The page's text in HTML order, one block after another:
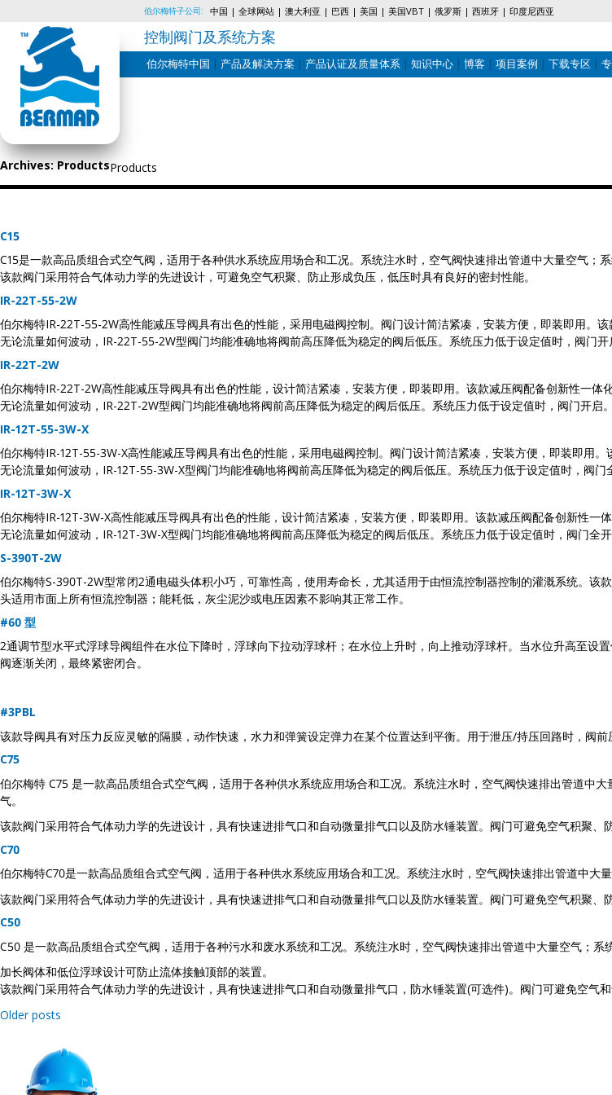
Skip
content
伯尔梅特子公司: 中国 全球网站 澳大利亚 巴西 美国 美国VBT 俄罗斯 西班牙 印度尼西亚
控制阀门及系统方案
伯尔梅特中国 产品及解决方案 产品认证及质量体系 知识中心 博客 项目案例 下载专区
Archives:ProductsProducts
C15
C15是一款高品质组合式空气阀，适用于各种供水系统应用场合和工况。系统注水时，空气阀快速排出管道中大量空气；
该款阀门采用符合气体动力学的先进设计，可避免空气积聚、防止形成负压，低压时具有良好的密封性能。
IR-22T-55-2W
伯尔梅特IR-22T-55-2W高性能减压导阀具有出色的性能，采用电磁阀控制。阀门设计简洁紧凑，安装方便，即装即用。
无论流量如何波动，IR-22T-55-2W型阀门均能准确地将阀前高压降低为稳定的阀后低压。系统压力低于设定值时，阀门开
IR-22T-2W
伯尔梅特IR-22T-2W高性能减压导阀具有出色的性能，设计简洁紧凑，安装方便，即装即用。该款减压阀配备创新性一体
无论流量如何波动，IR-22T-2W型阀门均能准确地将阀前高压降低为稳定的阀后低压。系统压力低于设定值时，阀门开启。
IR-12T-55-3W-X
伯尔梅特IR-12T-55-3W-X高性能减压导阀具有出色的性能，采用电磁阀控制。阀门设计简洁紧凑，安装方便，即装即用
无论流量如何波动，IR-12T-55-3W-X型阀门均能准确地将阀前高压降低为稳定的阀后低压。系统压力低于设定值时，阀门
IR-12T-3W-X
伯尔梅特IR-12T-3W-X高性能减压导阀具有出色的性能，设计简洁紧凑，安装方便，即装即用。该款减压阀配备创新性一
无论流量如何波动，IR-12T-3W-X型阀门均能准确地将阀前高压降低为稳定的阀后低压。系统压力低于设定值时，阀门全开
S-390T-2W
伯尔梅特S-390T-2W型常闭2通电磁头体积小巧，可靠性高，使用寿命长，尤其适用于由恒流控制器控制的灌溉系统。
头适用市面上所有恒流控制器；能耗低，灰尘泥沙或电压因素不影响其正常工作。
#60 型
2通调节型水平式浮球导阀组件在水位下降时，浮球向下拉动浮球杆；在水位上升时，向上推动浮球杆。当水位升高至设
阀逐渐关闭，最终紧密闭合。
#3PBL
该款导阀具有对压力反应灵敏的隔膜，动作快速，水力和弹簧设定弹力在某个位置达到平衡。用于泄压/持压回路时，阀前
C75
伯尔梅特 C75 是一款高品质组合式空气阀，适用于各种供水系统应用场合和工况。系统注水时，空气阀快速排出管道中
气。
该款阀门采用符合气体动力学的先进设计，具有快速进排气口和自动微量排气口以及防水锤装置。阀门可避免空气积聚
C70
伯尔梅特C70是一款高品质组合式空气阀，适用于各种供水系统应用场合和工况。系统注水时，空气阀快速排出管道中大
该款阀门采用符合气体动力学的先进设计，具有快速进排气口和自动微量排气口以及防水锤装置。阀门可避免空气积聚
C50
C50 是一款高品质组合式空气阀，适用于各种污水和废水系统和工况。系统注水时，空气阀快速排出管道中大量空气；
加长阀体和低位浮球设计可防止流体接触顶部的装置。
该款阀门采用符合气体动力学的先进设计，具有快速进排气口和自动微量排气口，防水锤装置(可选件)。阀门可避免空气
Posts
navigation
Older posts